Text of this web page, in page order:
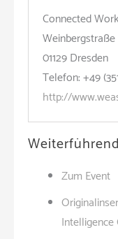
Connected
Weinbergstraße
01129 Dresden
Telefon: +49
http://
Zum Event
Intelligence